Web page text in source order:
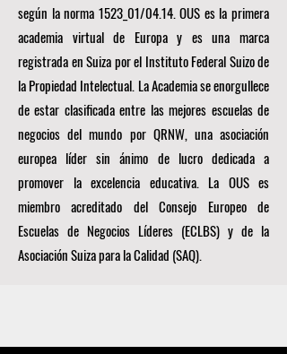
según la norma 1523_01/04.14. OUS es la primera
academia virtual de Europa y es una marca
registrada en Suiza por el Instituto Federal Suizo de
la Propiedad Intelectual. La Academia se enorgullece
de estar clasificada entre las mejores escuelas de
negocios del mundo por QRNW, unaasociación
europea líder sin ánimo de lucro dedicada a
promover la excelencia educativa. La OUS es
miembro acreditado delConsejo Europeo de
Escuelas de Negocios Líderes (ECLBS) y de la
Asociación Suiza para la Calidad (SAQ).